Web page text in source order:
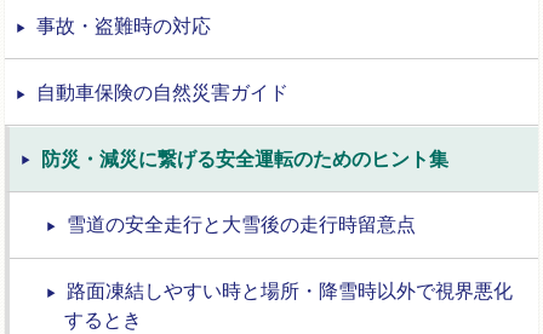
事故・盗難時の対応
自動車保険の自然災害ガイド
防災・減災に繋げる安全運転のためのヒント集
雪道の安全走行と大雪後の走行時留意点
路面凍結しやすい時と場所・降雪時以外で視界悪化
するとき